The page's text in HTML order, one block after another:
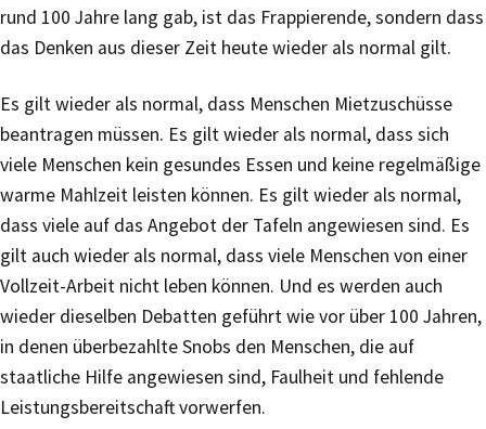
rund 100 Jahre lang gab, ist das Frappierende, sondern dass
das Denken aus dieser Zeit heute wieder als normal gilt.
Es gilt wieder als normal, dass Menschen Mietzuschüsse
beantragen müssen. Es gilt wieder als normal, dass sich
viele Menschen kein gesundes Essen und keine regelmäßige
warme Mahlzeit leisten können. Es gilt wieder als normal,
dass viele auf das Angebot der Tafeln angewiesen sind. Es
gilt auch wieder als normal, dass viele Menschen von einer
Vollzeit-Arbeit nicht leben können. Und es werden auch
wieder dieselben Debatten geführt wie vor über 100 Jahren,
in denen überbezahlte Snobs den Menschen, die auf
staatliche Hilfe angewiesen sind, Faulheit und fehlende
Leistungsbereitschaft vorwerfen.